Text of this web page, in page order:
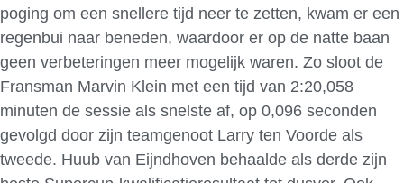
poging om een snellere tijd neer te zetten, kwam er een
regenbui naar beneden, waardoor er op de natte baan
geen verbeteringen meer mogelijk waren. Zo sloot de
Fransman Marvin Klein met een tijd van 2:20,058
minuten de sessie als snelste af, op 0,096 seconden
gevolgd door zijn teamgenoot Larry ten Voorde als
tweede. Huub van Eijndhoven behaalde als derde zijn